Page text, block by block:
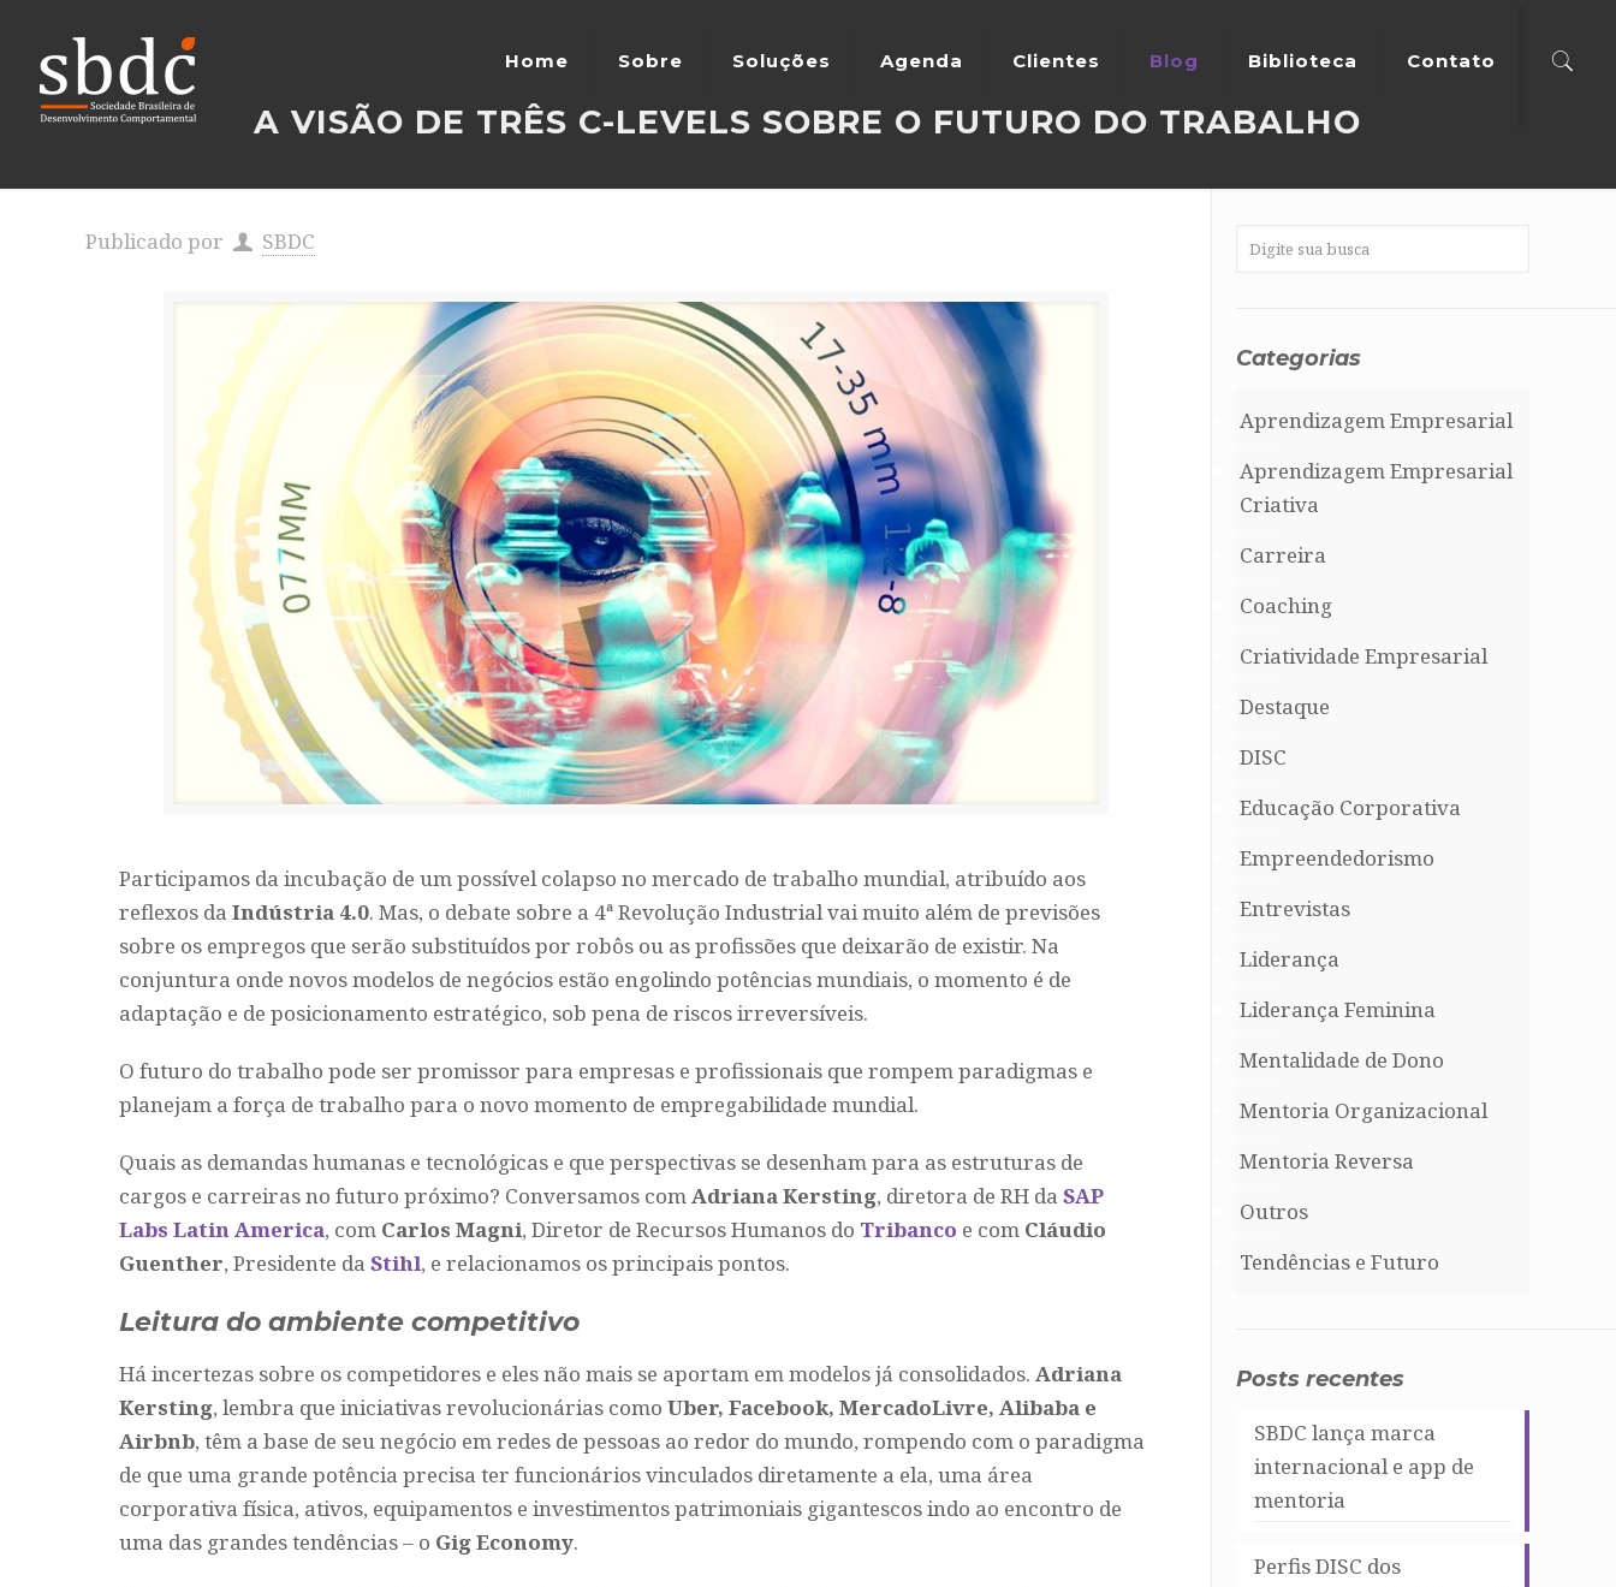
Home Sobre Soluções Agenda Clientes Blog Biblioteca Contato
A VISÃO DE TRÊS C-LEVELS SOBRE O FUTURO DO TRABALHO
Publicado por SBDC
Participamos da incubação de um possível colapso no mercado de trabalho mundial, atribuído aos
reflexos daIndústria 4.0. Mas, o debate sobre a 4ª Revolução Industrial vai muito além de previsões
sobre os empregos que serão substituídos por robôs ou as profissões que deixarão de existir. Na
conjuntura onde novos modelos de negócios estão engolindo potências mundiais, o momento é de
adaptação e de posicionamento estratégico, sob pena de riscos irreversíveis.
O futuro do trabalho pode ser promissor para empresas e profissionais que rompem paradigmas e
planejam a força de trabalho para o novo momento de empregabilidade mundial.
Quais as demandas humanas e tecnológicas e que perspectivas se desenham para as estruturas de
cargos e carreiras no futuro próximo? Conversamos comAdriana Kersting, diretora de RH daSAP
Labs Latin America, com Carlos Magni, Diretor de Recursos Humanos do Tribanco e com Cláudio
Guenther, Presidente daStihl, e relacionamos os principais pontos.
Leitura do ambiente competitivo
Há incertezas sobre os competidores e eles não mais se aportam em modelos já consolidados.Adriana
Kersting, lembra que iniciativas revolucionárias comoUber, Facebook, MercadoLivre, Alibaba e
Airbnb, têm a base de seu negócio em redes de pessoas ao redor do mundo, rompendo com o paradigma
de que uma grande potência precisa ter funcionários vinculados diretamente a ela, uma área
corporativa física, ativos, equipamentos e investimentos patrimoniais gigantescos indo ao encontro de
uma das grandes tendências – o Gig Economy.
Categorias
Aprendizagem Empresarial
Aprendizagem Empresarial
Criativa
Carreira
Coaching
Criatividade Empresarial
Destaque
DISC
Educação Corporativa
Empreendedorismo
Entrevistas
Liderança
Liderança Feminina
Mentalidade de Dono
Mentoria Organizacional
Mentoria Reversa
Outros
Tendências e Futuro
Posts recentes
SBDC lança marca
internacional e app de
mentoria
Perfis DISC dos